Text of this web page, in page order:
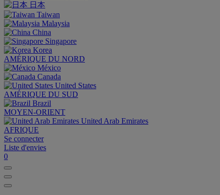
日本
Taiwan
Malaysia
China
Singapore
Korea
AMÉRIQUE DU NORD
México
Canada
United States
AMÉRIQUE DU SUD
Brazil
MOYEN-ORIENT
United Arab Emirates
AFRIQUE
Se connecter
Liste d'envies
0